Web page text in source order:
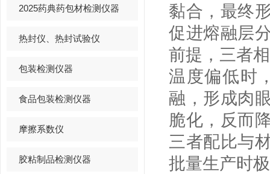
2025药典药包材检测仪器
热封仪、热封试验仪
包装检测仪器
食品包装检测仪器
摩擦系数仪
胶粘制品检测仪器
黏合，最终
促进熔融层
前提，三者
温度偏低时
融，形成肉
脆化，反而
三者配比与
批量生产时